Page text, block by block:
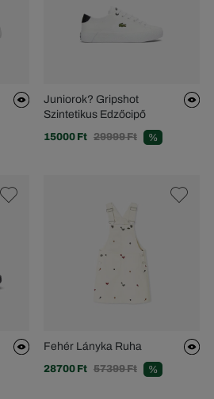
Juniorok? Gripshot
Szintetikus Edzőcipő
15000 Ft 29999 Ft %
Fehér Lányka Ruha
28700 Ft 57399 Ft %